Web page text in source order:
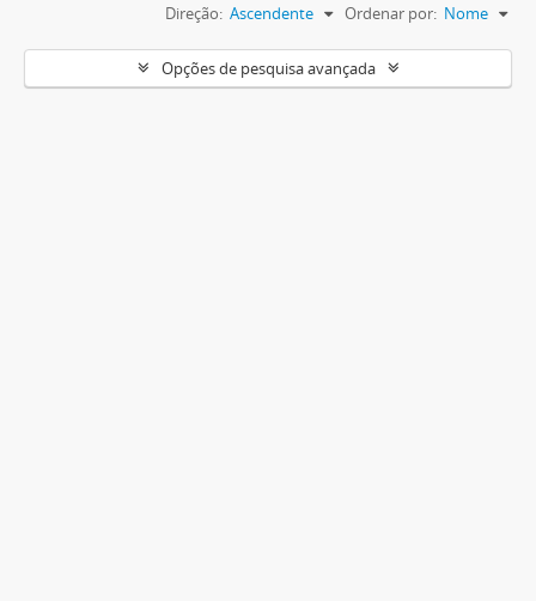
Ordenar por: Nome
Direção: Ascendente
Opções de pesquisa avançada